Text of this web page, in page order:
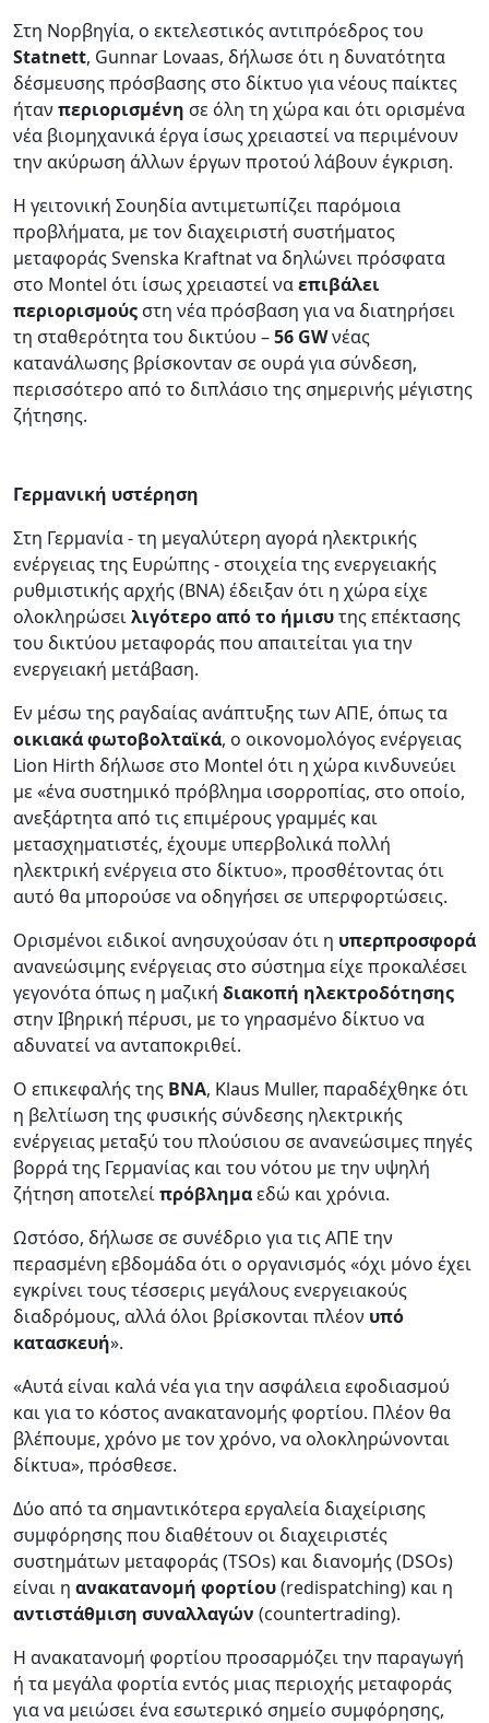
Στη Νορβηγία, ο εκτελεστικός αντιπρόεδρος του
Statnett, Gunnar Lovaas, δήλωσε ότι η δυνατότητα
δέσμευσης πρόσβασης στο δίκτυο για νέους παίκτες
ήταν περιορισμένη σε όλη τη χώρα και ότι ορισμένα
νέα βιομηχανικά έργα ίσως χρειαστεί να περιμένουν
την ακύρωση άλλων έργων προτού λάβουν έγκριση.
Η γειτονική Σουηδία αντιμετωπίζει παρόμοια
προβλήματα, με τον διαχειριστή συστήματος
μεταφοράς Svenska Kraftnat να δηλώνει πρόσφατα
στο Montel ότι ίσως χρειαστεί ναεπιβάλει
περιορισμούς στη νέα πρόσβαση για να διατηρήσει
τη σταθερότητα του δικτύου –56 GWνέας
κατανάλωσης βρίσκονταν σε ουρά για σύνδεση,
περισσότερο από το διπλάσιο της σημερινής μέγιστης
ζήτησης.
Γερμανική υστέρηση
Στη Γερμανία - τη μεγαλύτερη αγορά ηλεκτρικής
ενέργειας της Ευρώπης - στοιχεία της ενεργειακής
ρυθμιστικής αρχής (BNA) έδειξαν ότι η χώρα είχε
ολοκληρώσειλιγότερο από το ήμισυτης επέκτασης
του δικτύου μεταφοράς που απαιτείται για την
ενεργειακή μετάβαση.
Εν μέσω της ραγδαίας ανάπτυξης των ΑΠΕ, όπως τα
οικιακάφωτοβολταϊκά, ο οικονομολόγος ενέργειας
Lion Hirth δήλωσε στο Montel ότι η χώρα κινδυνεύει
με «ένα συστημικό πρόβλημα ισορροπίας, στο οποίο,
ανεξάρτητα από τις επιμέρους γραμμές και
μετασχηματιστές, έχουμε υπερβολικά πολλή
ηλεκτρική ενέργεια στο δίκτυο», προσθέτοντας ότι
αυτό θα μπορούσε να οδηγήσει σε υπερφορτώσεις.
Ορισμένοι ειδικοί ανησυχούσαν ότι η υπερπροσφορά
ανανεώσιμης ενέργειας στο σύστημα είχε προκαλέσει
γεγονότα όπως η μαζική διακοπή ηλεκτροδότησης
στην Ιβηρική πέρυσι, με το γηρασμένο δίκτυο να
αδυνατεί να ανταποκριθεί.
Ο επικεφαλής της BNA, Klaus Muller, παραδέχθηκε ότι
η βελτίωση της φυσικής σύνδεσης ηλεκτρικής
ενέργειας μεταξύ του πλούσιου σε ανανεώσιμες πηγές
βορρά της Γερμανίας και του νότου με την υψηλή
ζήτηση αποτελείπρόβλημαεδώ και χρόνια.
Ωστόσο, δήλωσε σε συνέδριο για τις ΑΠΕ την
περασμένη εβδομάδα ότι ο οργανισμός «όχι μόνο έχει
εγκρίνει τους τέσσερις μεγάλους ενεργειακούς
διαδρόμους, αλλά όλοι βρίσκονται πλέον υπό
κατασκευή».
«Αυτά είναι καλά νέα για την ασφάλεια εφοδιασμού
και για το κόστος ανακατανομής φορτίου. Πλέον θα
βλέπουμε, χρόνο με τον χρόνο, να ολοκληρώνονται
δίκτυα», πρόσθεσε.
Δύο από τα σημαντικότερα εργαλεία διαχείρισης
συμφόρησης που διαθέτουν οι διαχειριστές
συστημάτων μεταφοράς (TSOs) και διανομής (DSOs)
είναι η ανακατανομή φορτίου(redispatching) και η
αντιστάθμιση συναλλαγών (countertrading).
Η ανακατανομή φορτίου προσαρμόζει την παραγωγή
ή τα μεγάλα φορτία εντός μιας περιοχής μεταφοράς
για να μειώσει ένα εσωτερικό σημείο συμφόρησης,